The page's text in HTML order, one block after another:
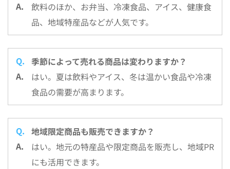
飲料のほか、お弁当、冷凍食品、アイス、健康食
品、地域特産品などが人気です。
季節によって売れる商品は変わりますか？
はい。夏は飲料やアイス、冬は温かい食品や冷凍
食品の需要が高まります。
地域限定商品も販売できますか？
はい。地元の特産品や限定商品を販売し、地域PR
にも活用できます。